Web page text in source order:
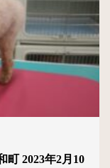
2023年2月10